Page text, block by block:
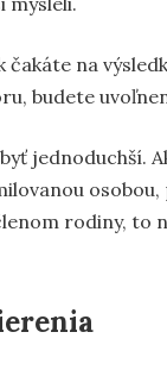
čakáte na
budete
jednoduchší.
rodiny, to